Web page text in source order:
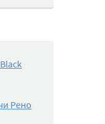
Рено